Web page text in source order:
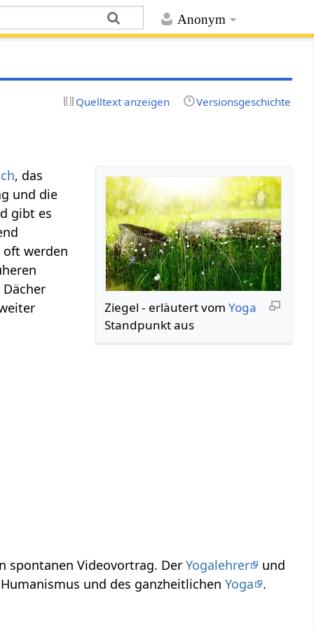
Anonym
Quelltext anzeigen Versionsgeschichte
Ziegel‏‎ - erläutert vomYoga
Standpunkt aus
, das
und die
gibt es
werden
einen spontanen Videovortrag. DerYogalehrer
und
Geist des Humanismus und des ganzheitlichenYoga .